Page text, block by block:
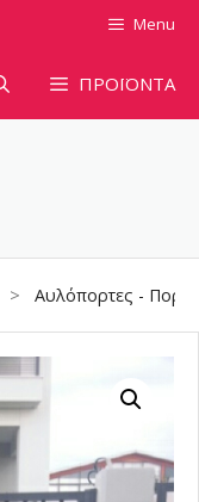
Menu
ΠΡΟΪΟΝΤΑ
> Αυλόπορτες -